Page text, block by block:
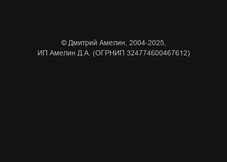
© Дмитрий Амелин, 2004-2025,
ИП Амелин Д.А. (ОГРНИП 324774600467612)